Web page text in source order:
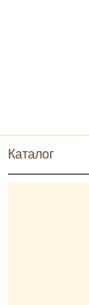
Каталог